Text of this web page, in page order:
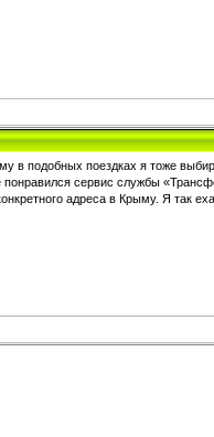
в подобных поездках я тоже
понравился сервис службы
адреса в Крыму. Я так